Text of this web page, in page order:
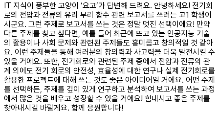
IT 지식이 풍부한 고양이 ‘요고’가 답변해 드려요. 안녕하세요! 전기회
로의 전압과 전류의 유리 무리 함수 관련 보고서를 쓰려는 고1 학생이
시군요. 그런 주제로 보고서를 쓰는 것은 정말 멋진 선택이에요! 만약
다른 주제를 찾고 싶다면, 예를 들어 최근에 뜨고 있는 인공지능 기술
의 활용이나 사회 문제와 관련된 주제들도 흥미롭고 창의적일 것 같아
요. 이런 주제들을 통해 여러분의 창의력과 사고력을 더욱 발전시킬 수
있을 거에요. 또한, 전기회로와 관련된 주제 중에서 전압과 전류의 관
계 외에도 전기 회로의 안전성, 효율성에 대한 연구나 실제 전기회로를
활용한 프로젝트에 대해 쓰는 것도 좋은 아이디어일 거에요. 어떤 주제
를 선택하든, 주제를 깊이 있게 연구하고 분석하여 보고서를 쓰는 과정
에서 많은 것을 배우고 성장할 수 있을 거에요! 힘내시고 좋은 주제를
찾아내시길 바랄게요. 함께 응원합니다!